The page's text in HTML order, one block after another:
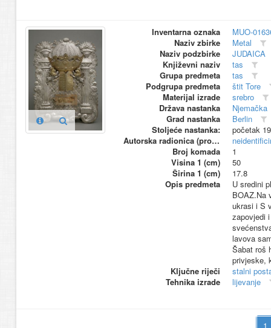
Inventarna oznaka
MUO-
Naziv zbirke
Metal
Naziv podzbirke
JUDAICA
Književni naziv
tas
Grupa predmeta
tas
Podgrupa predmeta
štit Tore
Materijal izrade
srebro
Država nastanka
Njemačka
Grad nastanka
Berlin
Stoljeće nastanka:
početak 19
Autorska radionica (proizvođač)
Broj komada
1
Visina 1 (cm)
50
Širina 1 (cm)
17.8
Opis predmeta
U sredini
BOAZ.Na
ukrasi i S
zapovjedi
lavova
Šabat roš
privjeske,
Ključne riječi
stalni
Tehnika izrade
lijevanje